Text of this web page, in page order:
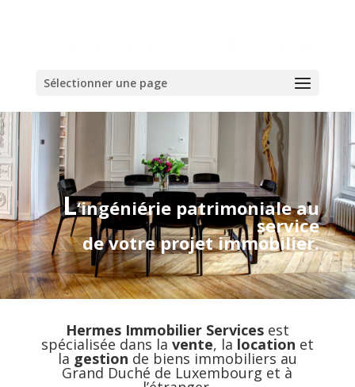
Sélectionner une page
L‘ingéniérie patrimoniale au
service
de votre projet immobilier.
Hermes Immobilier Servicesest
spécialisée dans la vente, la location et
la gestion de biens immobiliers au
Grand Duché de Luxembourg et à